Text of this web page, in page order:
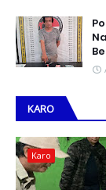
KARO
Karo